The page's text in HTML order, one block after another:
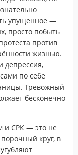
упущенное —
просто побыть
против
жизнью.
депрессия,
по себе
Тревожный
бесконечно
и СРК — это не
круг, в